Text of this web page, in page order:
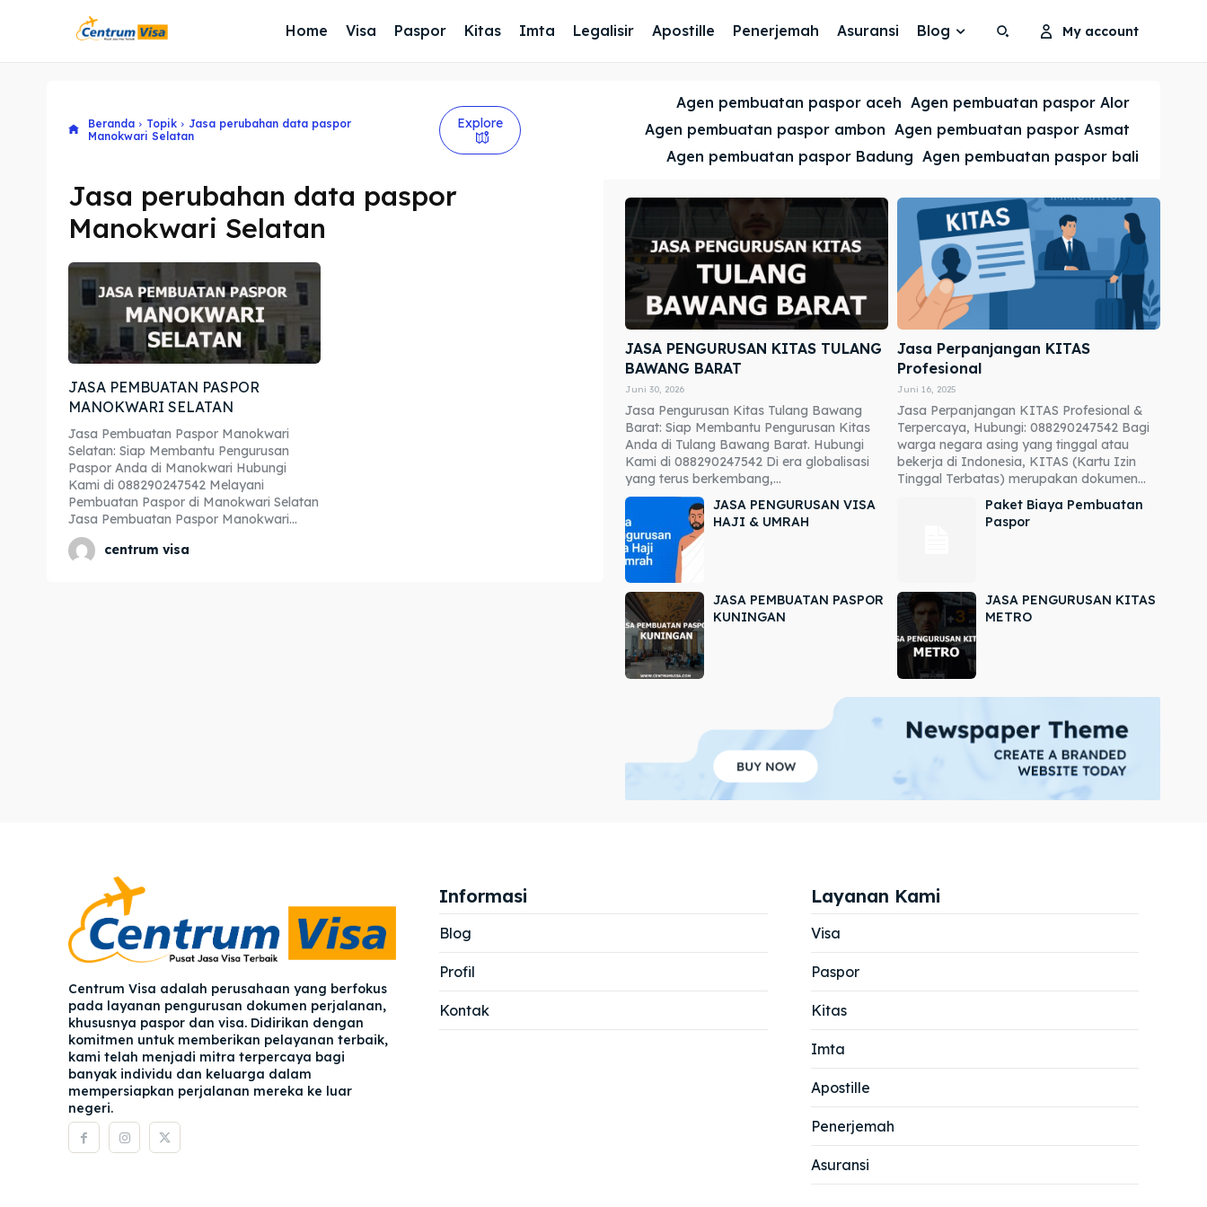
Explore our destinations
Blog
Cari
Explore our destinations
Blog
Cari
Home Visa Paspor Kitas Imta Legalisir Apostille Penerjemah Asuransi Blog My account
Beranda Topik
Jasa perubahan data paspor
Manokwari Selatan
Explore
Agen pembuatan paspor aceh Agen pembuatan paspor Alor
Agen pembuatan paspor ambon Agen pembuatan paspor Asmat
Agen pembuatan paspor Badung Agen pembuatan paspor bali
Jasa perubahan data paspor
Manokwari Selatan
JASA PEMBUATAN PASPOR
MANOKWARI SELATAN
Jasa Pembuatan Paspor Manokwari
Selatan: Siap Membantu Pengurusan
Paspor Anda di Manokwari Hubungi
Kami di 088290247542 Melayani
Pembuatan Paspor di Manokwari Selatan
Jasa Pembuatan Paspor Manokwari...
centrum visa
JASA PENGURUSAN KITAS TULANG
BAWANG BARAT
Juni 30, 2026
Jasa Pengurusan Kitas Tulang Bawang
Barat: Siap Membantu Pengurusan Kitas
Anda di Tulang Bawang Barat. Hubungi
Kami di 088290247542 Di era globalisasi
yang terus berkembang,...
Jasa Perpanjangan KITAS
Profesional
Juni 16, 2025
Jasa Perpanjangan KITAS Profesional &
Terpercaya, Hubungi: 088290247542 Bagi
warga negara asing yang tinggal atau
bekerja di Indonesia, KITAS (Kartu Izin
Tinggal Terbatas) merupakan dokumen...
JASA PENGURUSAN VISA
HAJI & UMRAH
Paket Biaya Pembuatan
Paspor
JASA PEMBUATAN PASPOR
KUNINGAN
JASA PENGURUSAN KITAS
METRO
Centrum Visa adalah perusahaan yang berfokus
pada layanan pengurusan dokumen perjalanan,
khususnya paspor dan visa. Didirikan dengan
komitmen untuk memberikan pelayanan terbaik,
kami telah menjadi mitra terpercaya bagi
banyak individu dan keluarga dalam
mempersiapkan perjalanan mereka ke luar
negeri.
Informasi
Blog
Profil
Kontak
Layanan Kami
Visa
Paspor
Kitas
Imta
Apostille
Penerjemah
Asuransi